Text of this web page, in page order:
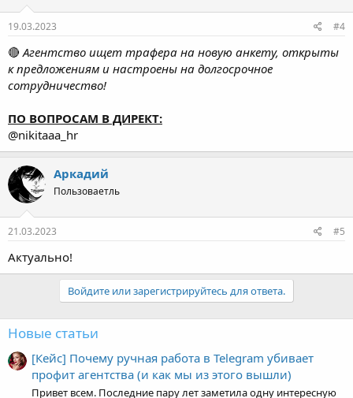
19.03.2023
🔴Агентство ищет трафера на новую анкету, открыты
к предложениям и настроены на долгосрочное
сотрудничество!
@nikitaaa_hr
Аркадий
Пользоваетль
21.03.2023
Актуально!
Войдите или зарегистрируйтесь для ответа.
[Кейс] Почему ручная работа в Telegram убивает
профит агентства (и как мы из этого вышли)
Привет всем. Последние пару лет заметила одну интересную
вещь. Когда агентству нужно расти —...